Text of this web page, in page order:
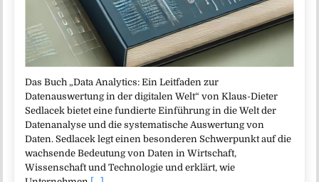
Das Buch „Data Analytics: Ein Leitfaden zur
Datenauswertung in der digitalen Welt“ von Klaus-Dieter
Sedlacek bietet eine fundierte Einführung in die Welt der
Datenanalyse und die systematische Auswertung von
Daten. Sedlacek legt einen besonderen Schwerpunkt auf die
wachsende Bedeutung von Daten in Wirtschaft,
Wissenschaft und Technologie und erklärt, wie